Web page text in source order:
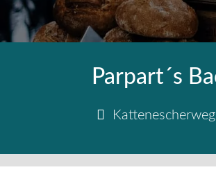
Parpart´s